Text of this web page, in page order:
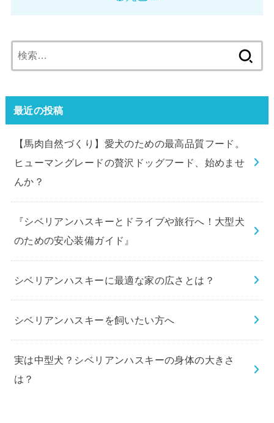
索:
最近の投稿
【馬肉自然づくり】愛犬のための最高品質フード。
ヒューマングレードの贅沢ドッグフード、始めませ
んか？
『シベリアンハスキーとドライブや旅行へ！大型犬
のための安心装備ガイド』
シベリアンハスキーに最適な家の広さとは？
シベリアンハスキーを飼いたい方へ
実は中型犬？シベリアンハスキーの身体の大きさ
は？